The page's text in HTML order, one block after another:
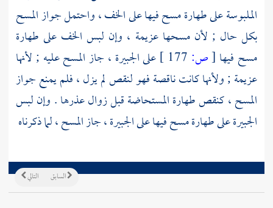
الملبوسة على طهارة مسح فيها على الخف ، واحتمل جواز المسح
بكل حال ; لأن مسحها عزيمة ، وإن لبس الخف على طهارة
مسح فيها [ص:
على الجبيرة ، جاز المسح عليه ; لأنها
عزيمة ; ولأنها كانت ناقصة فهو لنقص لم يزل ، فلم يمنع جواز
المسح ، كنقص طهارة المستحاضة قبل زوال عذرها . وإن لبس
الجبيرة على طهارة مسح فيها على الجبيرة ، جاز المسح ، لما ذكرناه
التالي السابق